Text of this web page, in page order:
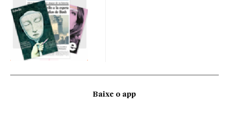
Baixe o app